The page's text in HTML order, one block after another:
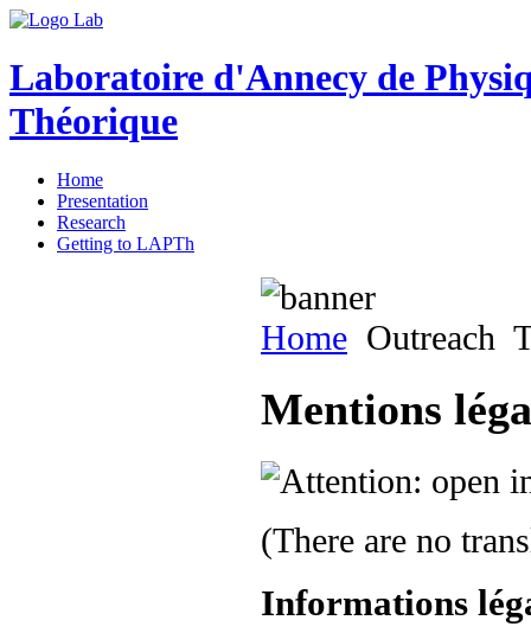
Laboratoire d'Annecy de
Théorique
Home
Presentation
Research
Getting to LAPTh
Home Outreach
Mentions
(There are no
Informations